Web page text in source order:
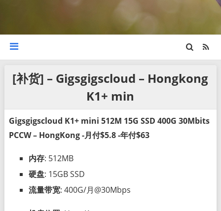
[补货] – Gigsgigscloud – Hongkong
K1+ min
Gigsgigscloud K1+ mini 512M 15G SSD 400G 30Mbits
PCCW – HongKong -月付$5.8 -年付$63
内存: 512MB
硬盘: 15GB SSD
流量带宽: 400G/月@30Mbps